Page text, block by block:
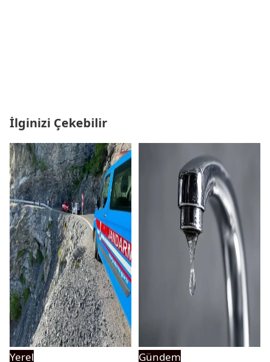
İlginizi Çekebilir
Yerel Gündem